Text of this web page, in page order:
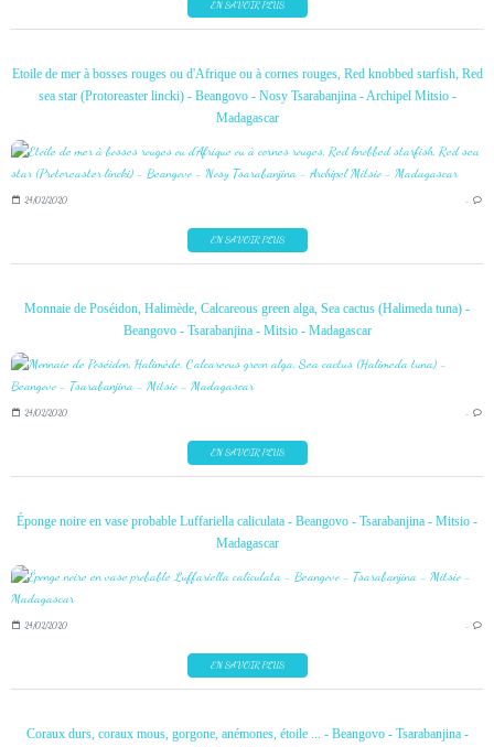
EN SAVOIR PLUS
Etoile de mer à bosses rouges ou d'Afrique ou à cornes rouges, Red knobbed starfish, Red
sea star (Protoreaster lincki) - Beangovo - Nosy Tsarabanjina - Archipel Mitsio -
Madagascar
24/02/2020 …
EN SAVOIR PLUS
Monnaie de Poséidon, Halimède, Calcareous green alga, Sea cactus (Halimeda tuna) -
Beangovo - Tsarabanjina - Mitsio - Madagascar
24/02/2020 …
EN SAVOIR PLUS
Éponge noire en vase probable Luffariella caliculata - Beangovo - Tsarabanjina - Mitsio -
Madagascar
24/02/2020 …
EN SAVOIR PLUS
Coraux durs, coraux mous, gorgone, anémones, étoile ... - Beangovo - Tsarabanjina -